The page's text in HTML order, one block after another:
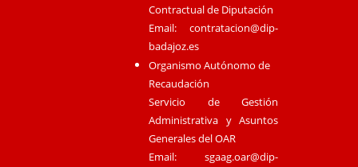
Contractual de Diputación
Email:contratacion@dip-
badajoz.es
Organismo Autónomo de
Recaudación
Servicio de Gestión
Administrativa y Asuntos
Generales del OAR
Email:sgaag.oar@dip-